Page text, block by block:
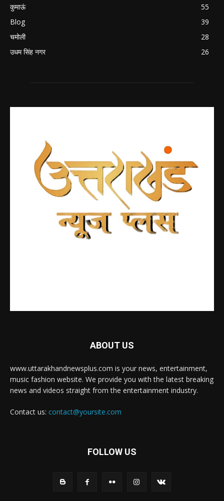
कुमाऊं
55
Blog
39
चमोली
28
उधम सिंह नगर
26
ABOUT US
www.uttarakhandnewsplus.com is your news, entertainment,
music fashion website. We provide you with the latest breaking
news and videos straight from the entertainment industry.
Contact us: contact@yoursite.com
FOLLOW US